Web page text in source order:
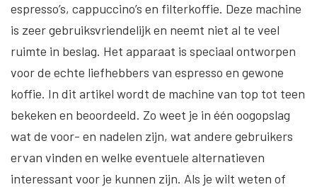
espresso’s, cappuccino’s en filterkoffie. Deze machine
is zeer gebruiksvriendelijk en neemt niet al te veel
ruimte in beslag. Het apparaat is speciaal ontworpen
voor de echte liefhebbers van espresso en gewone
koffie. In dit artikel wordt de machine van top tot teen
bekeken en beoordeeld. Zo weet je in één oogopslag
wat de voor- en nadelen zijn, wat andere gebruikers
ervan vinden en welke eventuele alternatieven
interessant voor je kunnen zijn. Als je wilt weten of